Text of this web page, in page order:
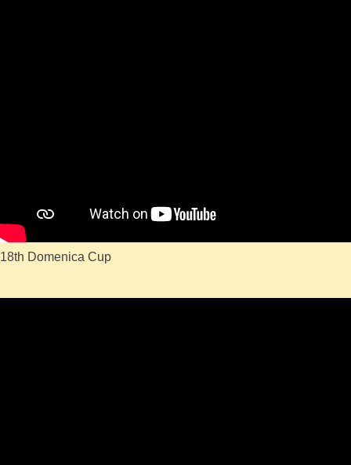
18th Domenica Cup